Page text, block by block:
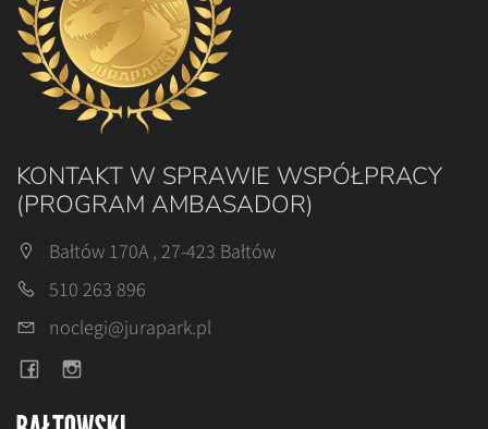
KONTAKT W SPRAWIE WSPÓŁPRACY
(PROGRAM AMBASADOR)
Bałtów 170A , 27-423 Bałtów
510 263 896
noclegi@jurapark.pl